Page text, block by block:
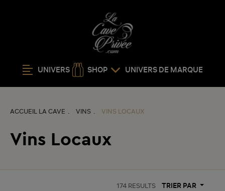
UNIVERS SHOP UNIVERS DE MARQUE
ACCUEIL LA CAVE VINS VINS LOCAUX
Vins Locaux
174 RESULTS TRIER PAR